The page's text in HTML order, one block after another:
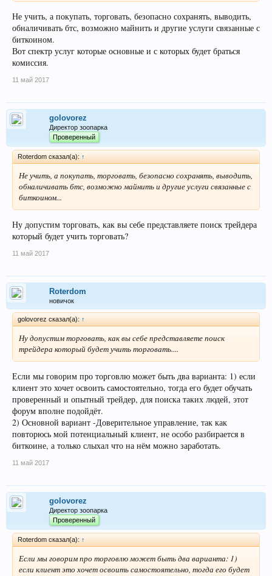
Не учить, а покупать, торговать, безопасно сохранять, выводить,
обналичивать бтс, возможно майнить и другие услуги связанные с
биткоином.
Вот спектр услуг которые основные и с которых будет браться
комиссия.
11 май 2017
golovorez
Директор зоопарка
Проверенный
Roterdom сказал(а): ↑
Не учить, а покупать, торговать, безопасно сохранять, выводить,
обналичивать бтс, возможно майнить и другие услуги связанные с
биткоином...
Ну допустим торговать, как вы себе представляете поиск трейдера
который будет учить торговать?
11 май 2017
Roterdom
новичок
golovorez сказал(а): ↑
Ну допустим торговать, как вы себе представляете поиск
трейдера который будет учить торговать....
Если мы говорим про торговлю может быть два варианта: 1) если
клиент это хочет освоить самостоятельно, тогда его будет обучать
проверенный и опытный трейдер, для поиска таких людей, этот
форум вполне подойдёт.
2) Основной вариант -Доверительное управление, так как
повторюсь мой потенциальный клиент, не особо разбирается в
биткоине, а только слыхал что на нём можно заработать.
11 май 2017
golovorez
Директор зоопарка
Проверенный
Roterdom сказал(а): ↑
Если мы говорим про торговлю может быть два варианта: 1)
если клиент это хочет освоить самостоятельно, тогда его будет